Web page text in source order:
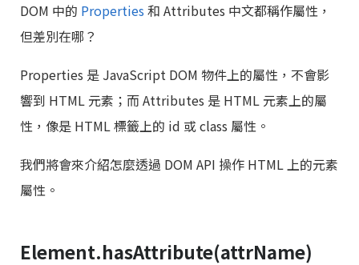
DOM 中的 Properties 和 Attributes 中文都稱作屬性，
但差別在哪？
Properties 是 JavaScript DOM 物件上的屬性，不會影
響到 HTML 元素；而 Attributes 是 HTML 元素上的屬
性，像是 HTML 標籤上的 id 或 class 屬性。
我們將會來介紹怎麼透過 DOM API 操作 HTML 上的元素
屬性。
Element.hasAttribute(attrName)